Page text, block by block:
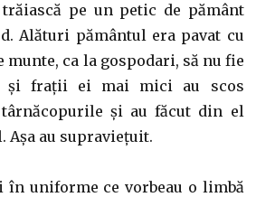
pe un petic de pământ
Alături pământul era pavat cu
munte, ca la gospodari, să nu fie
și frații ei mai mici au scos
și au făcut din el
Așa au supraviețuit.
în uniforme ce vorbeau o limbă